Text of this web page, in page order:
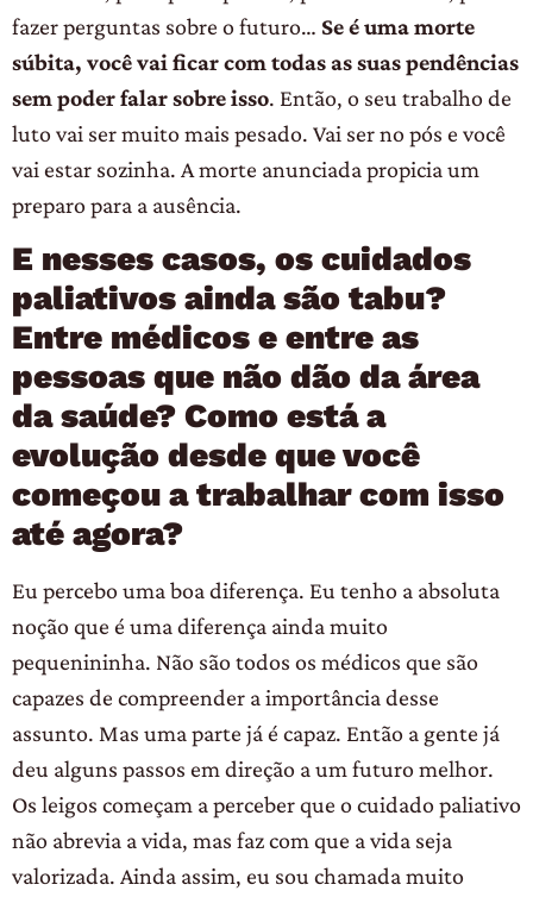
fazer perguntas sobre o futuro… Se é uma morte
súbita, você vai ficar com todas as suas pendências
sem poder falar sobre isso. Então, o seu trabalho de
luto vai ser muito mais pesado. Vai ser no pós e você
vai estar sozinha. A morte anunciada propicia um
preparo para a ausência.
E nesses casos, os cuidados
paliativos ainda são tabu?
Entre médicos e entre as
pessoas que não dão da área
da saúde? Como está a
evolução desde que você
começou a trabalhar com isso
até agora?
Eu percebo uma boa diferença. Eu tenho a absoluta
noção que é uma diferença ainda muito
pequenininha. Não são todos os médicos que são
capazes de compreender a importância desse
assunto. Mas uma parte já é capaz. Então a gente já
deu alguns passos em direção a um futuro melhor.
Os leigos começam a perceber que o cuidado paliativo
não abrevia a vida, mas faz com que a vida seja
valorizada. Ainda assim, eu sou chamada muito